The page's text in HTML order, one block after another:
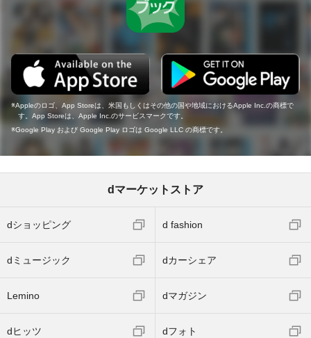
Appleのロゴ、App Storeは、米国もしくはその他の国や地域におけるApple Inc.の商標で
す。App Storeは、Apple Inc.のサービスマークです。
Google Play および Google Play ロゴは Google LLC の商標です。
dマーケットストア
dショッピング d fashion
dミュージック dカーシェア
Lemino dマガジン
dヒッツ dフォト